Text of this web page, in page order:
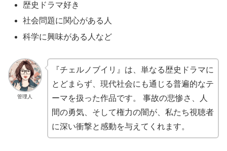
歴史ドラマ好き
社会問題に関心がある人
科学に興味がある人など
管理人
『チェルノブイリ』は、単なる歴史ドラマに
とどまらず、現代社会にも通じる普遍的なテ
ーマを扱った作品です。 事故の悲惨さ、人
間の勇気、そして権力の闇が、私たち視聴者
に深い衝撃と感動を与えてくれます。